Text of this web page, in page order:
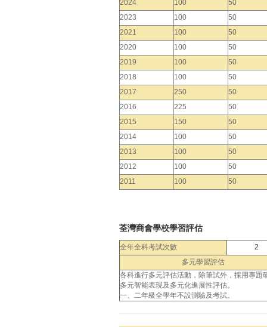
2024
100
50
2023
100
50
2021
100
50
2020
100
50
2019
100
50
2018
100
50
2017
250
50
2016
225
50
2015
150
50
2014
100
50
2013
100
50
2012
100
50
2011
100 50
荃灣商會學校學習評估
全年全科考試次數
2
多元學習評估
各科進行多元評估活動，除筆試外，採用專題
多元智能表現及多元化進展性評估。
一、二年級全學年不設測驗及考試。